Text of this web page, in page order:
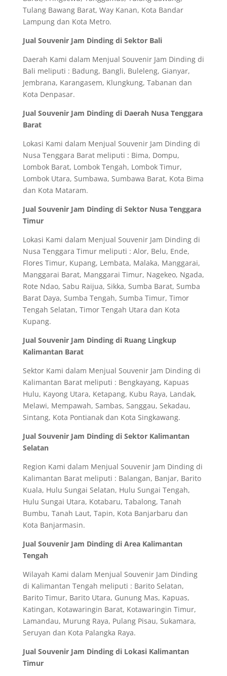
Tulang Bawang Barat, Way Kanan, Kota Bandar
Lampung dan Kota Metro.
Jual Souvenir Jam Dinding di Sektor Bali
Daerah Kami dalam Menjual Souvenir Jam Dinding di
Bali meliputi : Badung, Bangli, Buleleng, Gianyar,
Jembrana, Karangasem, Klungkung, Tabanan dan
Kota Denpasar.
Jual Souvenir Jam Dinding di Daerah Nusa Tenggara
Barat
Lokasi Kami dalam Menjual Souvenir Jam Dinding di
Nusa Tenggara Barat meliputi : Bima, Dompu,
Lombok Barat, Lombok Tengah, Lombok Timur,
Lombok Utara, Sumbawa, Sumbawa Barat, Kota Bima
dan Kota Mataram.
Jual Souvenir Jam Dinding di Sektor Nusa Tenggara
Timur
Lokasi Kami dalam Menjual Souvenir Jam Dinding di
Nusa Tenggara Timur meliputi : Alor, Belu, Ende,
Flores Timur, Kupang, Lembata, Malaka, Manggarai,
Manggarai Barat, Manggarai Timur, Nagekeo, Ngada,
Rote Ndao, Sabu Raijua, Sikka, Sumba Barat, Sumba
Barat Daya, Sumba Tengah, Sumba Timur, Timor
Tengah Selatan, Timor Tengah Utara dan Kota
Kupang.
Jual Souvenir Jam Dinding di Ruang Lingkup
Kalimantan Barat
Sektor Kami dalam Menjual Souvenir Jam Dinding di
Kalimantan Barat meliputi : Bengkayang, Kapuas
Hulu, Kayong Utara, Ketapang, Kubu Raya, Landak,
Melawi, Mempawah, Sambas, Sanggau, Sekadau,
Sintang, Kota Pontianak dan Kota Singkawang.
Jual Souvenir Jam Dinding di Sektor Kalimantan
Selatan
Region Kami dalam Menjual Souvenir Jam Dinding di
Kalimantan Barat meliputi : Balangan, Banjar, Barito
Kuala, Hulu Sungai Selatan, Hulu Sungai Tengah,
Hulu Sungai Utara, Kotabaru, Tabalong, Tanah
Bumbu, Tanah Laut, Tapin, Kota Banjarbaru dan
Kota Banjarmasin.
Jual Souvenir Jam Dinding di Area Kalimantan
Tengah
Wilayah Kami dalam Menjual Souvenir Jam Dinding
di Kalimantan Tengah meliputi : Barito Selatan,
Barito Timur, Barito Utara, Gunung Mas, Kapuas,
Katingan, Kotawaringin Barat, Kotawaringin Timur,
Lamandau, Murung Raya, Pulang Pisau, Sukamara,
Seruyan dan Kota Palangka Raya.
Jual Souvenir Jam Dinding di Lokasi Kalimantan
Timur